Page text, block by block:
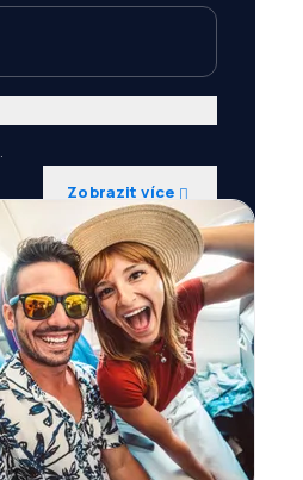
Zobrazit více